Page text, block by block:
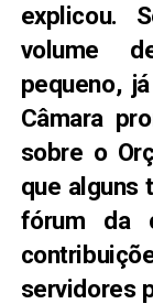
explicou.
volume
pequeno,
Câmara
sobre o
que alguns
fórum da
servidores